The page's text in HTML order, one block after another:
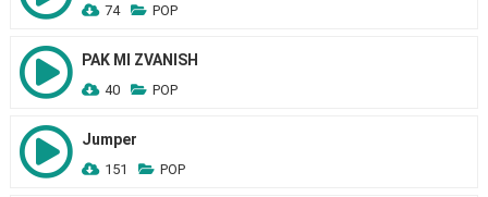
74 POP
PAK MI ZVANISH
40 POP
Jumper
151 POP